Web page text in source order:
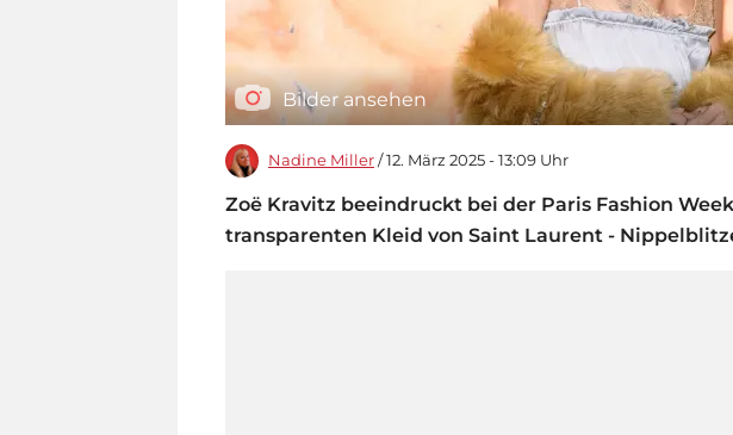
Bilder ansehen
Nadine Miller / 12. März 2025 - 13:09 Uhr
Zoë Kravitz beeindruckt bei der Paris Fashion
transparenten Kleid von Saint Laurent -